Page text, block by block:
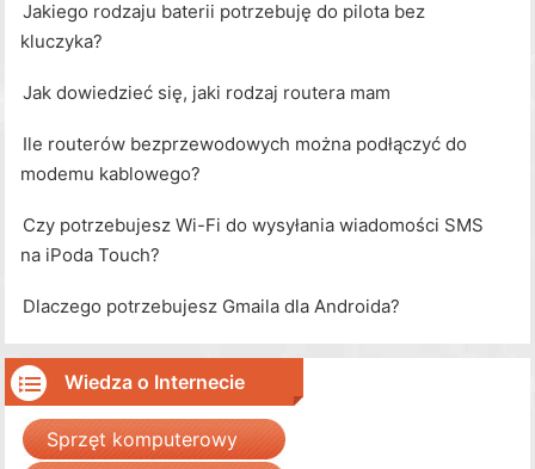
Jakiego rodzaju baterii potrzebuję do pilota bez
kluczyka?
Jak dowiedzieć się, jaki rodzaj routera mam
Ile routerów bezprzewodowych można podłączyć do
modemu kablowego?
Czy potrzebujesz Wi-Fi do wysyłania wiadomości SMS
na iPoda Touch?
Dlaczego potrzebujesz Gmaila dla Androida?
Wiedza o Internecie
Sprzęt komputerowy